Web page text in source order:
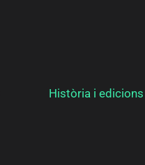
Història i